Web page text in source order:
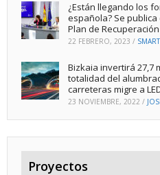
¿Están llegando los
española? Se
Plan de Recuperación
22 FEBRERO, 2023 /
Bizkaia invertirá 27,7
totalidad del
carreteras migre a
23 NOVIEMBRE, 2022 /
Proyectos